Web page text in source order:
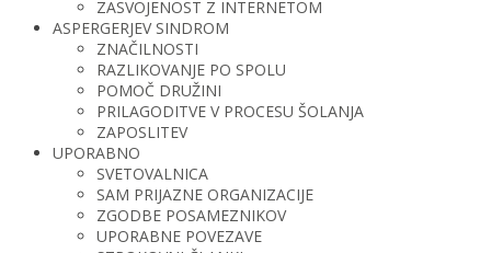
ZASVOJENOST Z INTERNETOM
ASPERGERJEV SINDROM
ZNAČILNOSTI
RAZLIKOVANJE PO SPOLU
POMOČ DRUŽINI
PRILAGODITVE V PROCESU ŠOLANJA
ZAPOSLITEV
UPORABNO
SVETOVALNICA
SAM PRIJAZNE ORGANIZACIJE
ZGODBE POSAMEZNIKOV
UPORABNE POVEZAVE